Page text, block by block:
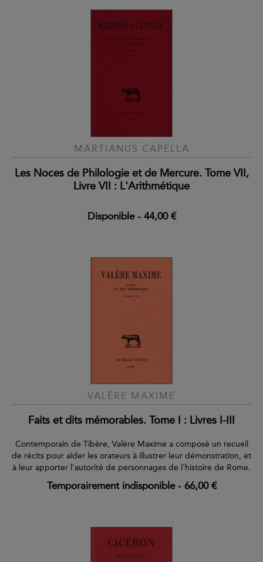
MARTIANUS CAPELLA
Les Noces de Philologie et de Mercure. Tome VII,
Livre VII : L'Arithmétique
Disponible- 44,00 €
VALÈRE MAXIME
Faits et dits mémorables. Tome I : Livres I-III
Contemporain de Tibère, Valère Maxime a composé un recueil
de récits pour aider les orateurs à illustrer leur démonstration, et
à leur apporter l'autorité de personnages de l'histoire de Rome.
Temporairement indisponible- 66,00 €